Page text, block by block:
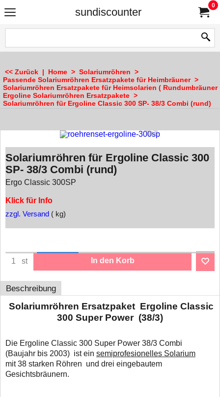
sundiscounter
0
<< Zurück | Home > Solariumröhren >
Passende Solariumröhren Ersatzpakete für Heimbräuner>
Solariumröhren Ersatzpakete für Heimsolarien ( Rundumbräuner
Ergoline Solariumröhren Ersatzpakete >
Solariumröhren für Ergoline Classic 300 SP- 38/3 Combi (rund)
Solariumröhren für Ergoline Classic 300
SP- 38/3 Combi (rund)
Ergo Classic 300SP
Klick für Info
zzgl. Versand kg
st In den Korb
Beschreibung
Solariumröhren Ersatzpaket Ergoline Classic
300 Super Power (38/3)
Die Ergoline Classic 300 Super Power 38/3 Combi
(Baujahr bis 2003) ist ein semiprofesionelles Solarium
mit 38 starken Röhren und drei eingebautem
Gesichtsbräunern.